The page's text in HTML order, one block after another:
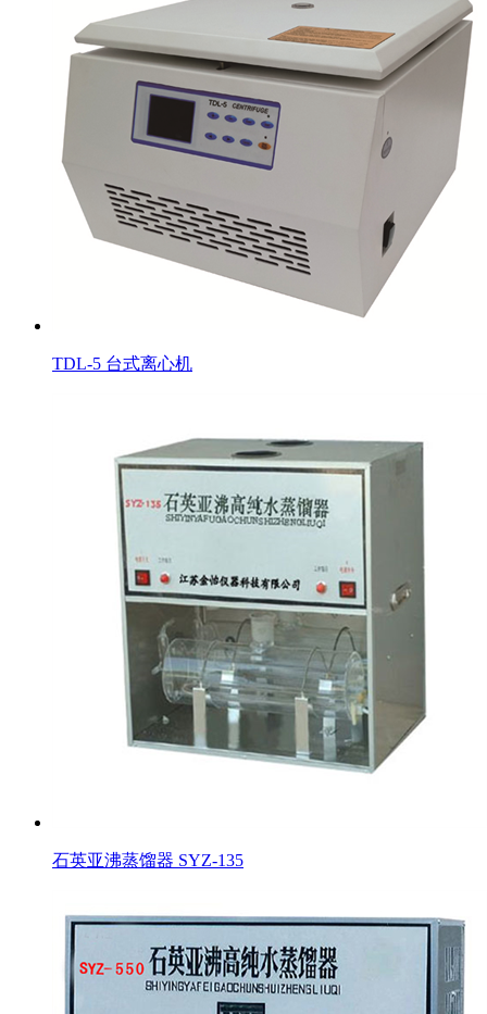
TDL-5 台式离心机
石英亚沸蒸馏器 SYZ-135